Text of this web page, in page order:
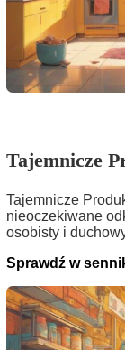
Tajemnicze
Tajemnicze
nieoczekiwane
osobisty i
Sprawdź w